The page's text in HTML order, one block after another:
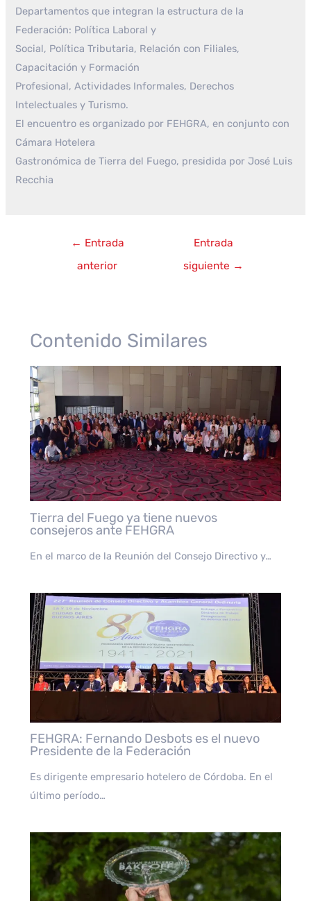
Departamentos que integran la estructura de la
Federación: Política Laboral y
Social, Política Tributaria, Relación con Filiales,
Capacitación y Formación
Profesional, Actividades Informales, Derechos
Intelectuales y Turismo.
El encuentro es organizado por FEHGRA, en conjunto con
Cámara Hotelera
Gastronómica de Tierra del Fuego, presidida por José Luis
Recchia
Navegación
← Entrada
anterior
Entrada
siguiente →
Contenido Similares
Tierra del Fuego ya tiene nuevos
consejeros ante FEHGRA
En el marco de la Reunión del Consejo Directivo y…
FEHGRA: Fernando Desbots es el nuevo
Presidente de la Federación
Es dirigente empresario hotelero de Córdoba. En el
último período…